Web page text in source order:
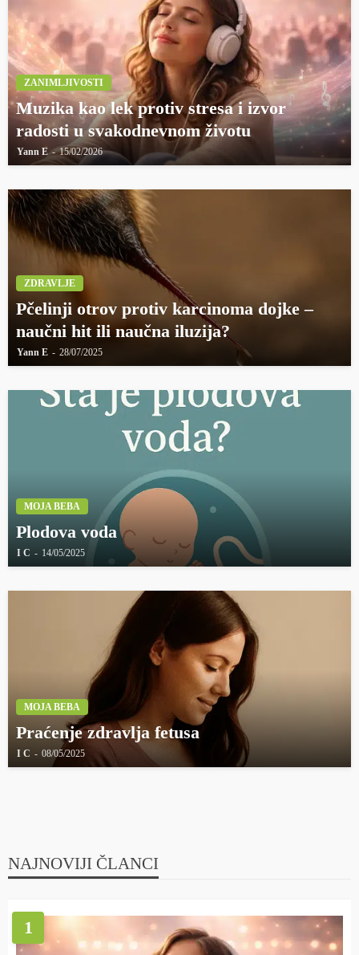
ZANIMLJIVOSTI
Muzika kao lek protiv stresa i izvor
radosti u svakodnevnom životu
Yann E 15/02/2026
ZDRAVLJE
Pčelinji otrov protiv karcinoma dojke –
naučni hit ili naučna iluzija?
Yann E 28/07/2025
MOJA BEBA
Plodova voda
I C 14/05/2025
MOJA BEBA
Praćenje zdravlja fetusa
I C 08/05/2025
NAJNOVIJI ČLANCI
1